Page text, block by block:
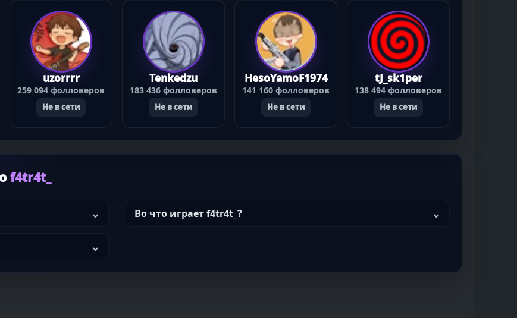
uzorrrr
259 094 фолловеров
Не в сети
Tenkedzu
183 436 фолловеров
Не в сети
HesoYamoF1974
141 160 фолловеров
Не в сети
tJ_sk1per
138 494 фолловеров
Не в сети
f4tr4t_
Во что играет f4tr4t_?